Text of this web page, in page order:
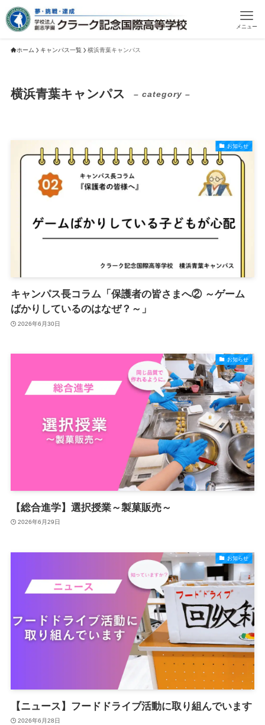
メニュー
ホーム キャンパス一覧 横浜青葉キャンパス
横浜青葉キャンパス – category –
お知らせ
キャンパス長コラム「保護者の皆さまへ② ～ゲーム
ばかりしているのはなぜ？～」
2026年6月30日
お知らせ
【総合進学】選択授業～製菓販売～
2026年6月29日
お知らせ
【ニュース】フードドライブ活動に取り組んでいます
2026年6月28日